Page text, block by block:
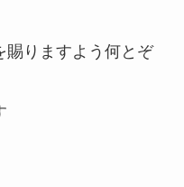
賜りますよう何とぞ